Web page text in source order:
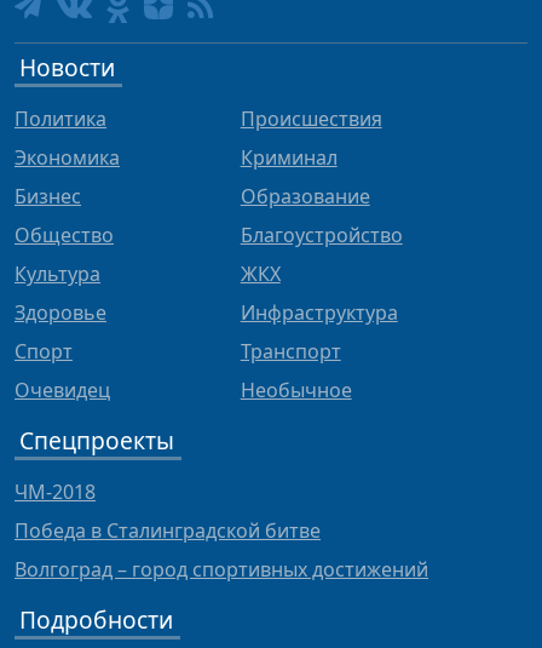
Новости
Политика
Экономика
Бизнес
Общество
Культура
Здоровье
Спорт
Очевидец
Происшествия
Криминал
Образование
Благоустройство
ЖКХ
Инфраструктура
Транспорт
Необычное
Спецпроекты
ЧМ-2018
Победа в Сталинградской битве
Волгоград – город спортивных достижений
Подробности